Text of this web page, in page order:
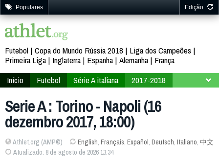
Populares Edição
Futebol Copa do Mundo Rússia 2018
Liga dos Campeões
Primeira Liga
Inglaterra Espanha Alemanha
França
Início
Futebol Série A italiana
2017-2018
Serie A : Torino - Napoli (16
dezembro 2017, 18:00)
Athlet.org (AMP©) English, Français, Español, Deutsch, Italiano, 中文
Atualizado: 8 de agosto de 2026 13:34